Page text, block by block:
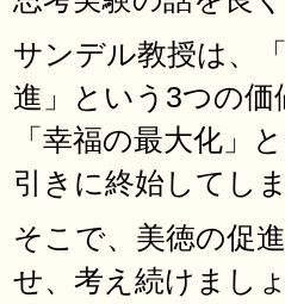
サンデル教授は、
進」という3つの
「幸福の最大化」
引きに終始してし
そこで、美徳の促
せ、考え続けまし